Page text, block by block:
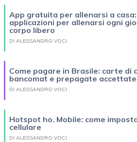
App gratuita per allenarsi a
applicazioni per allenarsi ogni
corpo libero
DI ALESSANDRO VOCI
Come pagare in Brasile: carte di
bancomat e prepagate accettate
DI ALESSANDRO VOCI
Hotspot ho. Mobile: come
cellulare
DI ALESSANDRO VOCI